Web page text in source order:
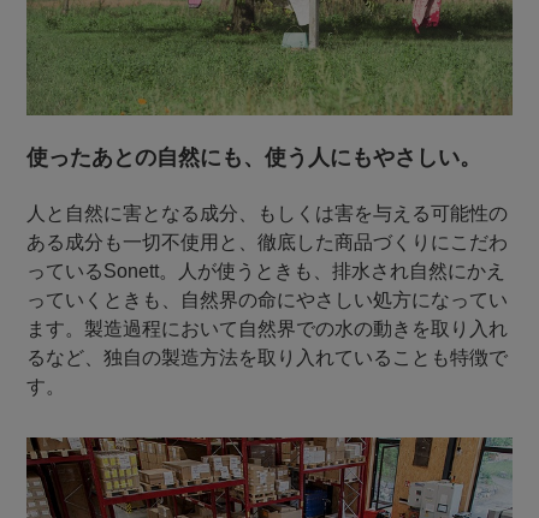
使ったあとの自然にも、使う人にもやさしい。
人と自然に害となる成分、もしくは害を与える可能性の
ある成分も一切不使用と、徹底した商品づくりにこだわ
っているSonett。人が使うときも、排水され自然にかえ
っていくときも、自然界の命にやさしい処方になってい
ます。製造過程において自然界での水の動きを取り入れ
るなど、独自の製造方法を取り入れていることも特徴で
す。